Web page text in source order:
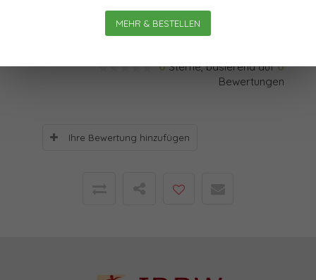
MEHR & BESTELLEN
0Sterne, basierend auf0
Bewertungen
Ihre Bewertung hinzufügen